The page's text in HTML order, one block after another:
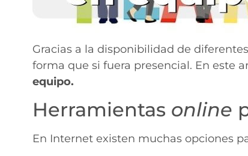
Gracias a la disponibilidad de
forma que si fuera presencial. En este
equipo.
Herramientas online
En Internet existen muchas opciones